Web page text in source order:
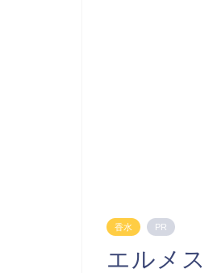
香水 PR
エルメ